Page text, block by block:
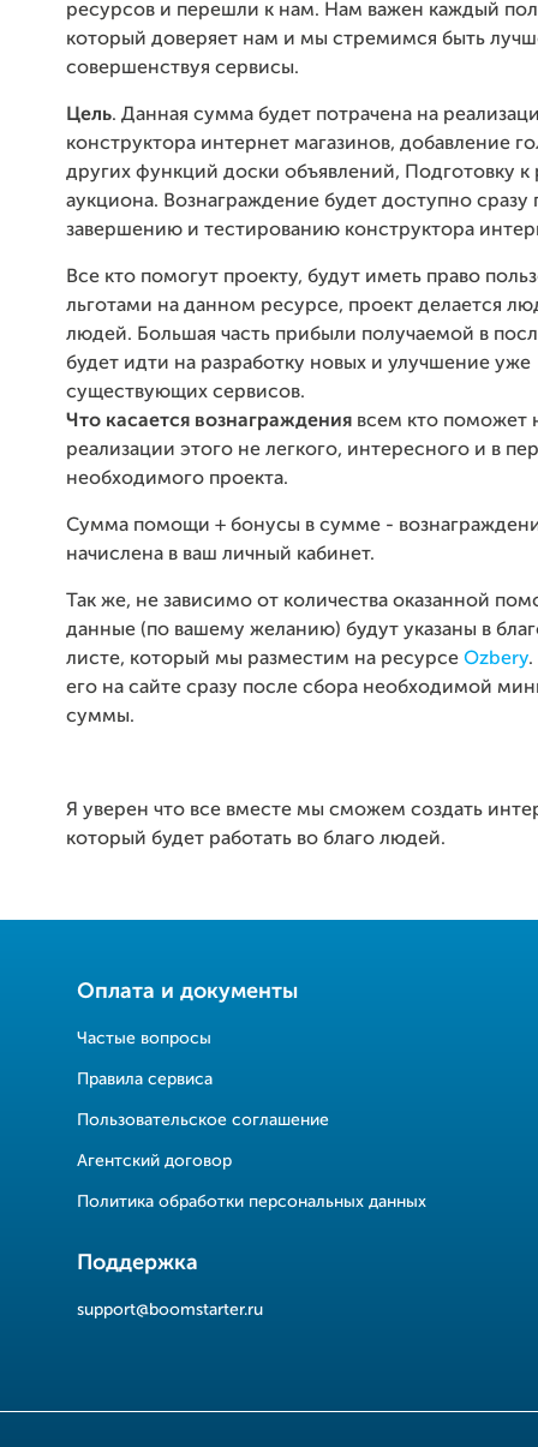
ресурсов и перешли к нам. Нам важен каждый
который доверяет нам и мы стремимся быть
совершенствуя сервисы.
Цель. Данная сумма будет потрачена на
конструктора интернет магазинов, добавление
других функций доски объявлений, Подготовку к
аукциона. Вознаграждение будет доступно сразу
завершению и тестированию конструктора
Все кто помогут проекту, будут иметь право
льготами на данном ресурсе, проект делается
людей. Большая часть прибыли получаемой в
будет идти на разработку новых и улучшение уже
существующих сервисов.
Что касается вознаграждения всем кто поможет
реализации этого не легкого, интересного и в
необходимого проекта.
Сумма помощи + бонусы в сумме -
начислена в ваш личный кабинет.
Так же, не зависимо от количества оказанной
данные (по вашему желанию) будут указаны в
листе, который мы разместим на ресурсе Ozbery
его на сайте сразу после сбора необходимой
суммы.
Я уверен что все вместе мы сможем создать
который будет работать во благо людей.
Оплата и документы
Частые вопросы
Правила сервиса
Пользовательское соглашение
Агентский договор
Политика обработки персональных данных
Поддержка
support@boomstarter.ru